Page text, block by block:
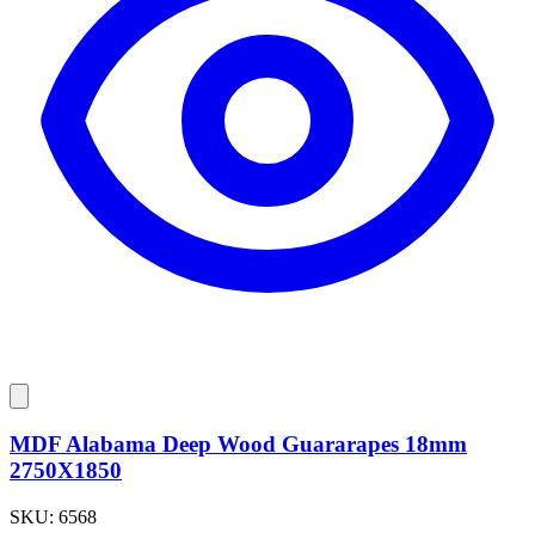
MDF Alabama Deep Wood Guararapes 18mm
2750X1850
SKU: 6568